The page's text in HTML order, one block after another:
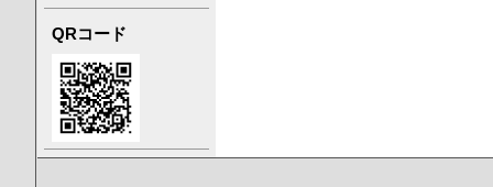
QRコード